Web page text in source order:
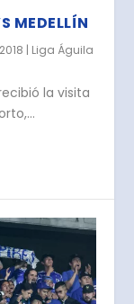
MEDELLÍN
| Liga Águila
la visita